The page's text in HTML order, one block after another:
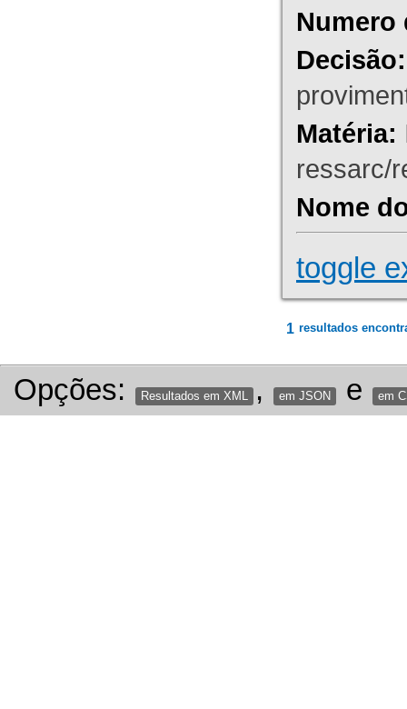
Numero
Decisão:
Matéria:
ressarc/
Nome
toggle
1 resultados
Opções: Resultados em XML , em JSON e em